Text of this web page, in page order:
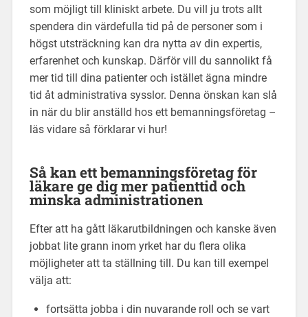
som möjligt till kliniskt arbete. Du vill ju trots allt
spendera din värdefulla tid på de personer som i
högst utsträckning kan dra nytta av din expertis,
erfarenhet och kunskap. Därför vill du sannolikt få
mer tid till dina patienter och istället ägna mindre
tid åt administrativa sysslor. Denna önskan kan slå
in när du blir anställd hos ett bemanningsföretag –
läs vidare så förklarar vi hur!
Så kan ett bemanningsföretag för
läkare ge dig mer patienttid och
minska administrationen
Efter att ha gått läkarutbildningen och kanske även
jobbat lite grann inom yrket har du flera olika
möjligheter att ta ställning till. Du kan till exempel
välja att:
fortsätta jobba i din nuvarande roll och se vart